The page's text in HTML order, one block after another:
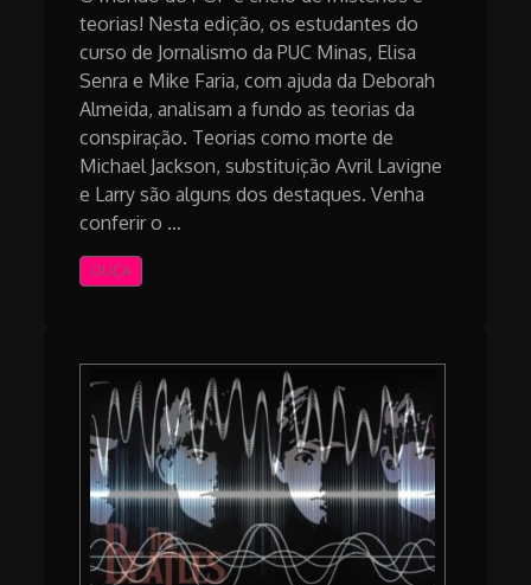
teorias! Nesta edição, os estudantes do
curso de Jornalismo da PUC Minas, Elisa
Senra e Mike Faria, com ajuda da Deborah
Almeida, analisam a fundo as teorias da
conspiração. Teorias como morte de
Michael Jackson, substituição Avril Lavigne
e Larry são alguns dos destaques. Venha
conferir o …
OUÇA